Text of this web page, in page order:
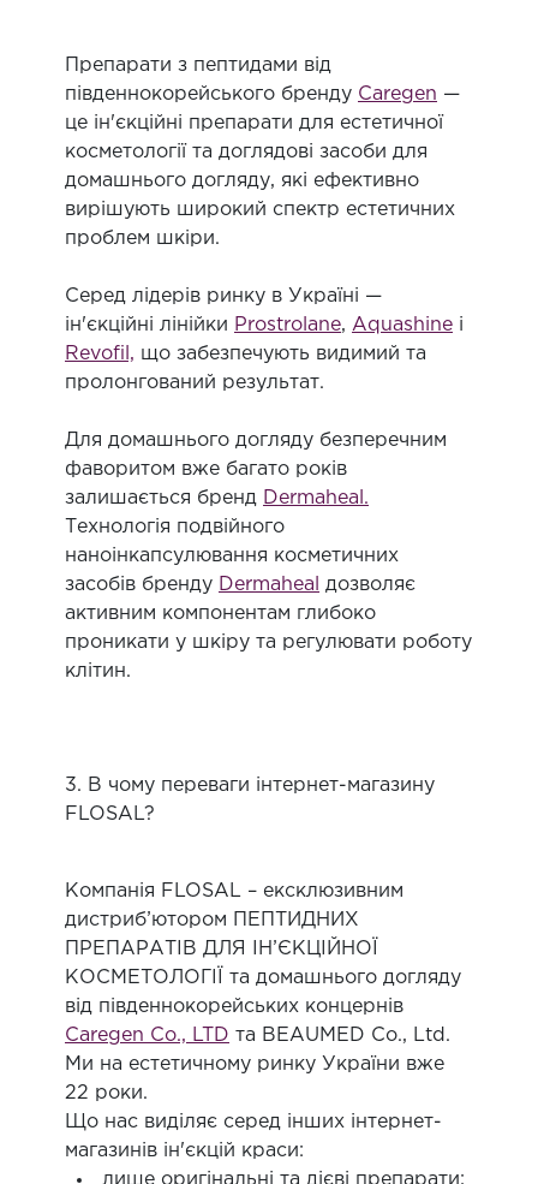
Препарати з пептидами від
південнокорейського бренду Caregen —
це ін'єкційні препарати для естетичної
косметології та доглядові засоби для
домашнього догляду, які ефективно
вирішують широкий спектр естетичних
проблем шкіри.
Серед лідерів ринку в Україні —
ін'єкційні лінійки Prostrolane, Aquashine і
Revofil, що забезпечують видимий та
пролонгований результат.
Для домашнього догляду безперечним
фаворитом вже багато років
залишається бренд Dermaheal.
Технологія подвійного
наноінкапсулювання косметичних
засобів бренду Dermaheal
дозволяє
активним компонентам глибоко
проникати у шкіру та регулювати роботу
клітин.
3. В чому переваги інтернет-магазину
FLOSAL?
Компанія FLOSAL – ексклюзивним
дистриб’ютором ПЕПТИДНИХ
ПРЕПАРАТІВ ДЛЯ ІН’ЄКЦІЙНОЇ
КОСМЕТОЛОГІЇ та домашнього догляду
від південнокорейських концернів
Caregen Co., LTD та BEAUMED Co., Ltd.
Ми на естетичному ринку України вже
22 роки.
Що нас виділяє серед інших інтернет-
магазинів ін'єкцій краси:
лише оригінальні та дієві препарати;